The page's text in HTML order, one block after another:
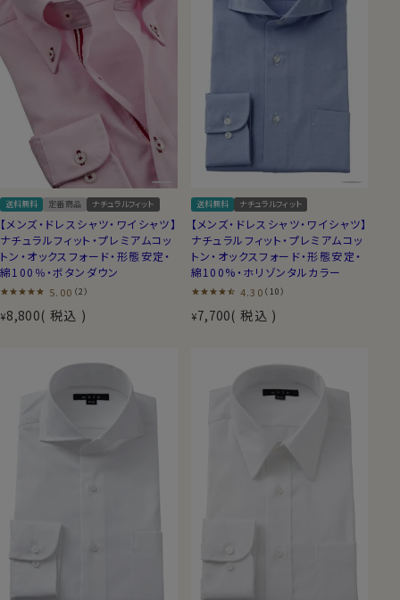
送料無料 定番商品 ナチュラルフィット
【メンズ・ドレスシャツ・ワイシャツ】
ナチュラルフィット・プレミアムコッ
トン・オックスフォード・形態安定・
綿100％・ボタンダウン
5.00 （2）
¥8,800 税込
送料無料 ナチュラルフィット
【メンズ・ドレスシャツ・ワイシャツ】
ナチュラルフィット・プレミアムコッ
トン・オックスフォード・形態安定・
綿100%・ホリゾンタルカラー
4.30 （10）
¥7,700 税込